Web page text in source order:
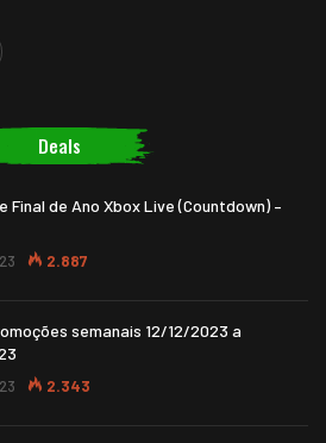
Deals
Final de Ano Xbox Live (Countdown) –
2.887
semanais 12/12/2023 a
2.343